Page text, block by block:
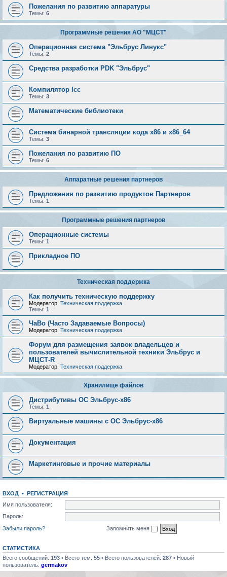
Пожелания по развитию аппаратуры
Темы: 6
Программные решения АО "МЦСТ"
Операционная система "Эльбрус Линукс"
Темы: 2
Средства разработки PDK "Эльбрус"
Компилятор lcc
Темы: 3
Математические библиотеки
Система бинарной трансляции кода х86 и х86_64
Темы: 3
Пожелания по развитию ПО
Темы: 6
Аппаратные решения партнеров
Предложения по развитию продуктов Партнеров
Темы: 1
Программные решения партнеров
Операционные системы
Темы: 1
Прикладное ПО
Техническая поддержка
Как получить техническую поддержку
Модератор: Техническая поддержка
Темы: 1
ЧаВо (Часто Задаваемые Вопросы)
Модератор: Техническая поддержка
Форум для размещения заявок владельцев и
пользователей вычислительной техники Эльбрус и
МЦСТ-R
Модератор: Техническая поддержка
Хранилище файлов
Дистрибутивы ОС Эльбрус-x86
Темы: 1
Виртуальные машины с ОС Эльбрус-x86
Документация
Маркетинговые и прочие материалы
ВХОД • РЕГИСТРАЦИЯ
Имя пользователя:
Пароль:
Забыли пароль?
Запомнить меня
СТАТИСТИКА
Всего сообщений: 193 • Всего тем: 55 • Всего пользователей: 287 • Новый
пользователь: germakov